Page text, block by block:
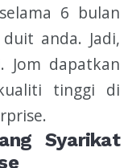
6 bulan
anda. Jadi,
Jom dapatkan
tinggi di
Syarikat